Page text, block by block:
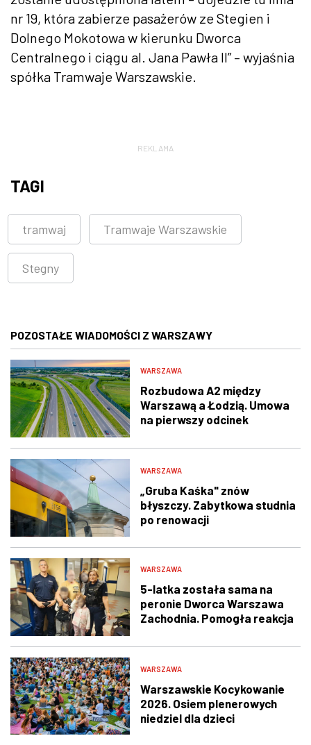
nr 19, która zabierze pasażerów ze Stegien i
Dolnego Mokotowa w kierunku Dworca
Centralnego i ciągu al. Jana Pawła II” – wyjaśnia
spółka Tramwaje Warszawskie.
REKLAMA
TAGI
tramwaj Tramwaje Warszawskie
Stegny
POZOSTAŁE WIADOMOŚCI Z WARSZAWY
WARSZAWA
Rozbudowa A2 między
Warszawą a Łodzią. Umowa
na pierwszy odcinek
WARSZAWA
„Gruba Kaśka" znów
błyszczy. Zabytkowa studnia
po renowacji
WARSZAWA
5-latka została sama na
peronie Dworca Warszawa
Zachodnia. Pomogła reakcja
WARSZAWA
Warszawskie Kocykowanie
2026. Osiem plenerowych
niedziel dla dzieci